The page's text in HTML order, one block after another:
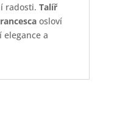
radosti. Talíř
osloví
elegance a